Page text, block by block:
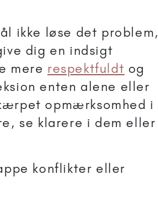
ikke løse det problem,
dig en indsigt
mere respektfuldt og
enten alene eller
opmærksomhed i
se klarere i dem eller
konflikter eller